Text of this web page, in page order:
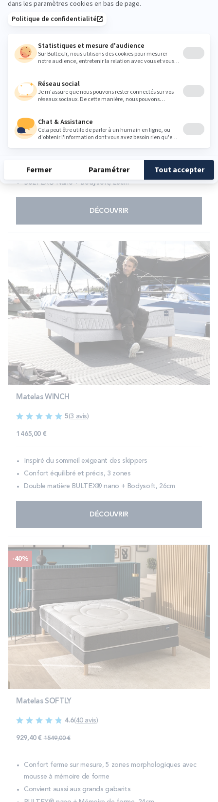
Matelas ENERGIZING
699,00 € 1 165,00 €
Excellent soutien très ferme, accueil doux
Idéal pour couples à morphologies différentes
BULTEX® Nano + Bodysoft, 23cm
DÉCOUVRIR
Matelas WINCH
5(3 avis)
1 465,00 €
Inspiré du sommeil exigeant des skippers
Confort équilibré et précis, 3 zones
Double matière BULTEX® nano + Bodysoft, 26cm
DÉCOUVRIR
-40%
Matelas SOFTLY
4.6(40 avis)
929,40 € 1 549,00 €
Confort ferme sur mesure, 5 zones morphologiques avec
mousse à mémoire de forme
Convient aussi aux grands gabarits